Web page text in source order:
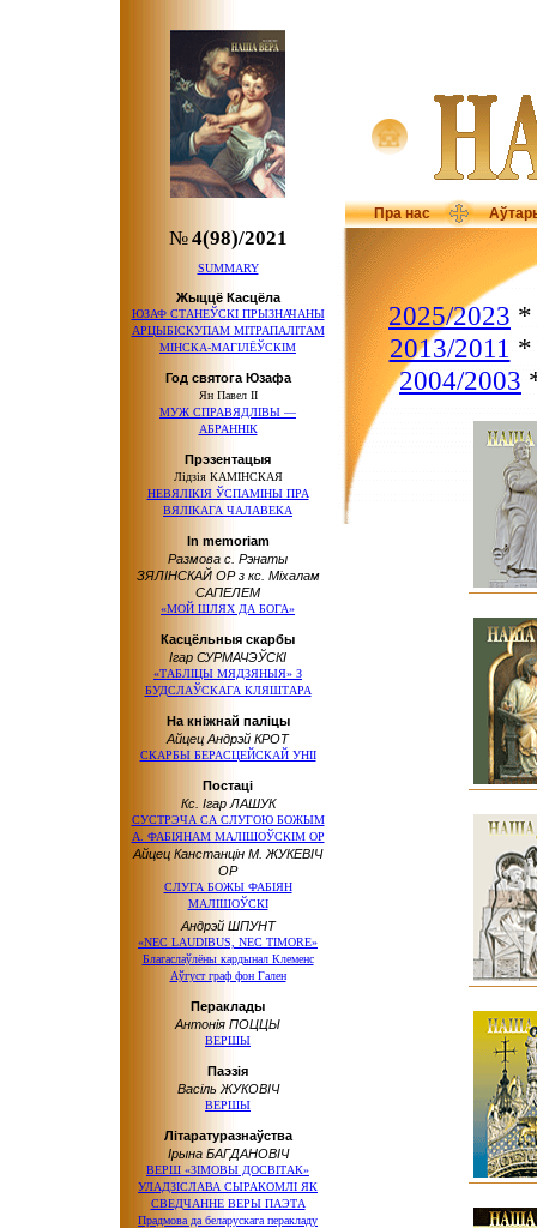
Пра нас
№4(98)/2021
SUMMARY
Жыццё Касцёла
ЮЗАФ СТАНЕЎСКІ ПРЫЗНАЧАНЫ
АРЦЫБІСКУПАМ МІТРАПАЛІТАМ
МІНСКА-МАГІЛЁЎСКІМ
Год святога Юзафа
Ян Павел ІІ
МУЖ СПРАВЯДЛІВЫ —
АБРАННІК
Прэзентацыя
Лідзія КАМІНСКАЯ
НЕВЯЛІКІЯ ЎСПАМІНЫ ПРА
ВЯЛІКАГА ЧАЛАВЕКА
In memoriam
Размова с. Рэнаты
ЗЯЛІНСКАЙ OP з кс. Міхалам
САПЕЛЕМ
«МОЙ ШЛЯХ ДА БОГА»
Касцёльныя скарбы
Ігар СУРМАЧЭЎСКІ
«ТАБЛІЦЫ МЯДЗЯНЫЯ» З
БУДСЛАЎСКАГА КЛЯШТАРА
На кніжнай паліцы
Айцец Андрэй КРОТ
СКАРБЫ БЕРАСЦЕЙСКАЙ УНІІ
Постаці
Кс. Ігар ЛАШУК
СУСТРЭЧА СА СЛУГОЮ БОЖЫМ
А. ФАБІЯНАМ МАЛІШОЎСКІМ OP
Айцец Канстанцін М. ЖУКЕВІЧ
OP
СЛУГА БОЖЫ ФАБІЯН
МАЛІШОЎСКІ
Андрэй ШПУНТ
«NEC LAUDIBUS, NEC TIMORE»
Благаслаўлёны кардынал Клеменс
Аўгуст граф фон Гален
Пераклады
Антонія ПОЦЦЫ
ВЕРШЫ
Паэзія
Васіль ЖУКОВІЧ
ВЕРШЫ
Літаратуразнаўства
Ірына БАГДАНОВІЧ
ВЕРШ «ЗІМОВЫ ДОСВІТАК»
УЛАДЗІСЛАВА СЫРАКОМЛІ ЯК
СВЕДЧАННЕ ВЕРЫ ПАЭТА
Прадмова да беларускага перакладу
2025/2023
2013/2011
2004/2003